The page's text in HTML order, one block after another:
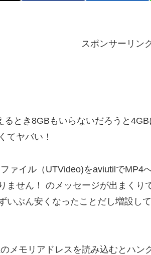
スポンサーリン
るとき8GBもいらないだろうと4GB
てヤバい！
ァイル（UTVideo)をaviutilでMP4
ません！ のメッセージが出まくり
いぶん安くなったことだし増設し
メモリアドレスを読み込むとハン